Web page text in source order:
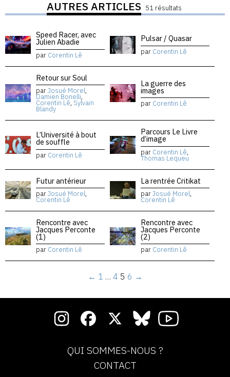
AUTRES ARTICLES 51 résultats
Speed Racer, avec
Julien Abadie
par Corentin Lê
Pulsar / Quasar
par Corentin Lê
Retour sur Soul
parJosué Morel,
Damien Bonelli,
Corentin Lê, Sylvain
Blandy
La guerre des
images
par Corentin Lê
L’Université à bout
de souffle
par Corentin Lê
Parcours Le Livre
d’image
par Corentin Lê,
Thomas Lequeu
Futur antérieur
parJosué Morel,
Corentin Lê
La rentrée Critikat
parJosué Morel,
Corentin Lê
Rencontre avec
Jacques Perconte
(1)
par Corentin Lê
Rencontre avec
Jacques Perconte
(2)
par Corentin Lê
← 1 … 4 5 6 →
QUI SOMMES-NOUS ?
CONTACT